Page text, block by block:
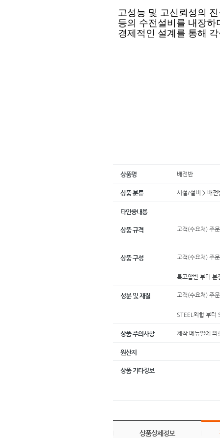
고성능 및 고신뢰성의
등의 수전설비를 내장
경제적인 설계를 통해
상품명 배전반
상품 분류 시설/설비 > 배
타인증내용
상품 규격 고객(수요처) 주
상품 구성 고객(수요처) 주
특고압반 부터 분
성분 및 재질 고객(수요처) 주
STEEL외함 부터
상품 주의사항 제작 메뉴얼에 의
원산지
상품 기타정보
상품상세정보